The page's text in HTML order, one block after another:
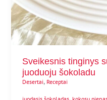
Sveikesnis tinginys
juoduoju šokoladu
Desertai, Receptai